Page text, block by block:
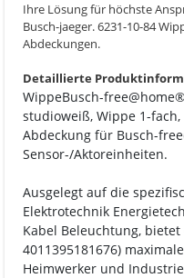
Ihre Lösung für höchste
Busch-jaeger. 6231-10-84
Abdeckungen.
Detaillierte
WippeBusch-
studioweiß, Wippe 1-
Abdeckung für Busch-
Sensor-/Aktoreinheiten.
Ausgelegt auf die
Elektrotechnik
Kabel Beleuchtung, bietet
4011395181676)
Heimwerker und